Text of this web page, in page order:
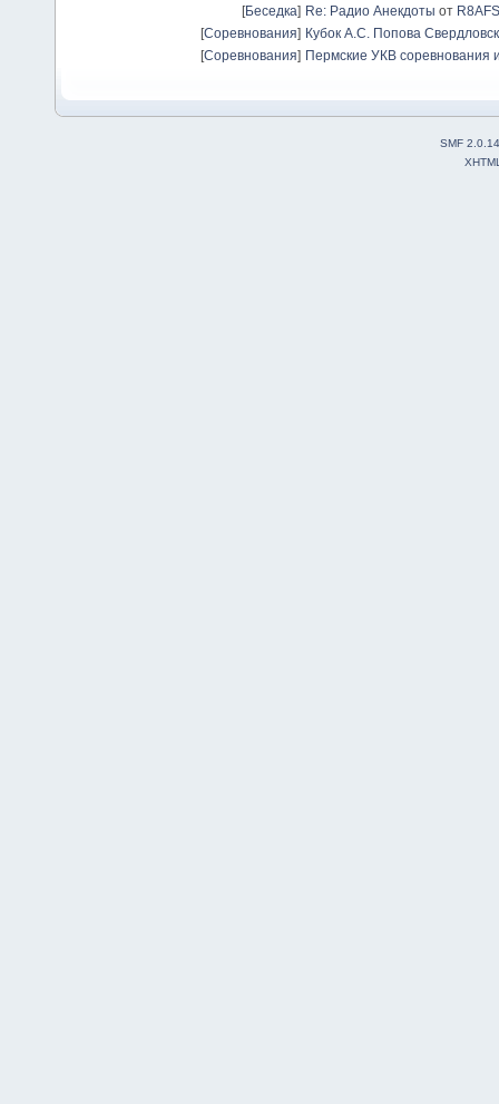
[Беседка] Re: Радио Анекдоты от R8AFS
[Соревнования] Кубок А.С. Попова
[Соревнования] Пермские УКВ соревнования
SMF 2.0.14